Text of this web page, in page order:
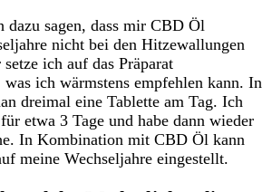
dazu sagen, dass mir CBD Öl
nicht bei den Hitzewallungen
ich auf das Präparat
was ich wärmstens empfehlen kann. In
dreimal eine Tablette am Tag. Ich
etwa 3 Tage und habe dann wieder
In Kombination mit CBD Öl kann
meine Wechseljahre eingestellt.